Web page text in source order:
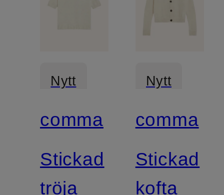
Nytt
comma
Stickad
tröja
Nytt
comma
Stickad
kofta